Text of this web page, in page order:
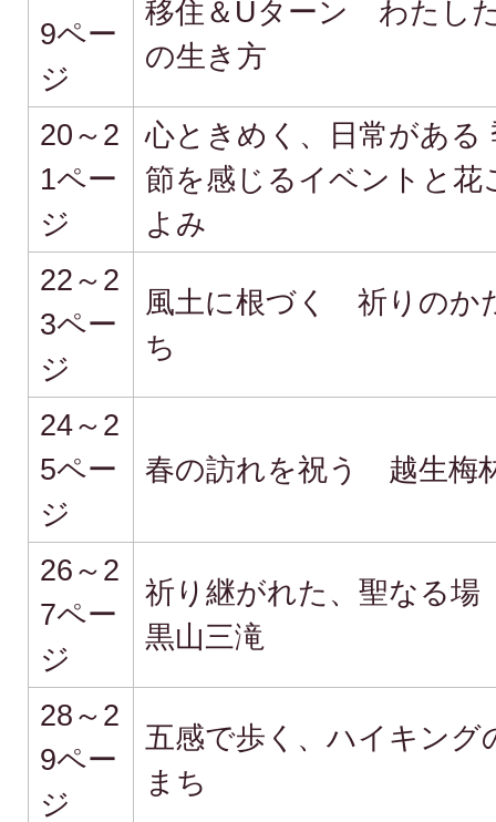
9ペー
ジ
移住＆Uターン わたし
の生き方
20～2
1ペー
ジ
心ときめく、日常がある
節を感じるイベントと花
よみ
22～2
3ペー
ジ
風土に根づく 祈りのか
ち
24～2
5ペー
ジ
春の訪れを祝う 越生梅
26～2
7ペー
ジ
祈り継がれた、聖なる
黒山三滝
28～2
9ペー
ジ
五感で歩く、ハイキング
まち